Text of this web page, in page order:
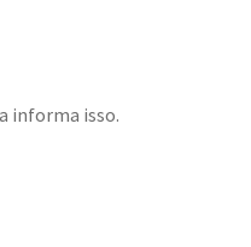
informa isso.